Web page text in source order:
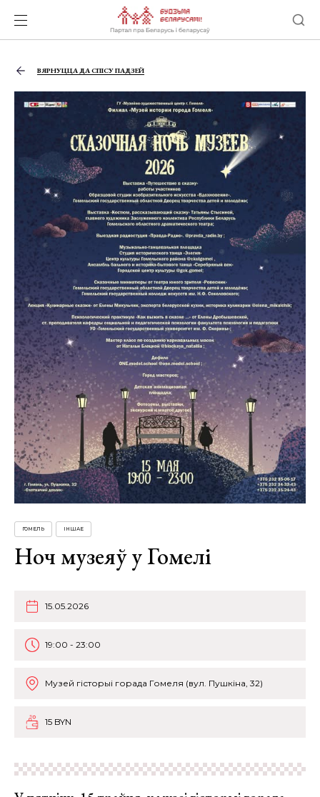
ВЯРНУЦЦА ДА СПІСУ ПАДЗЕЙ
ГОМЕЛЬ ІНШАЕ
Ноч музеяў у Гомелі
15.05.2026
19:00 - 23:00
Музей гісторыі горада Гомеля (вул. Пушкіна, 32)
15 BYN